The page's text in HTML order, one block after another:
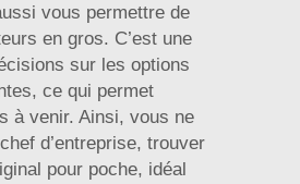
vous permettre de
en gros. C’est une
sur les options
ce qui permet
à venir. Ainsi, vous ne
d’entreprise, trouver
pour poche, idéal